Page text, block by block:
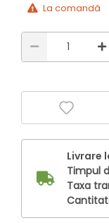
La comandă
Livrare
Timpul
Taxa